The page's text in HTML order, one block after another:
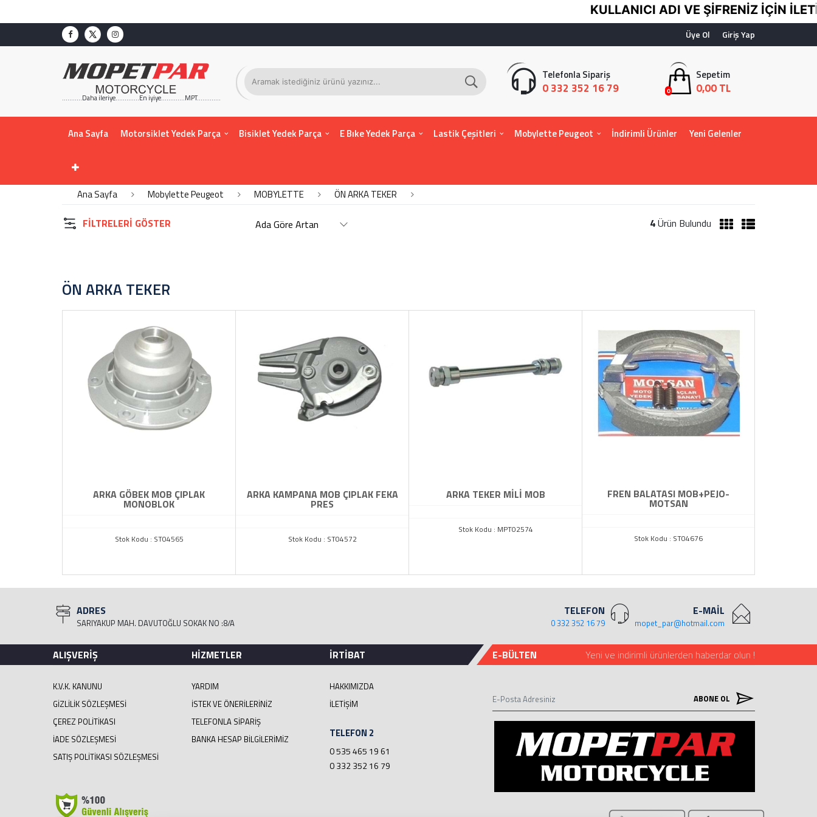
KULLANICI ADI VE ŞİFRENİZ İÇİN
Giriş Yap
Üye Ol
...........Daha ileriye.............En iyiye.............MPT.............
Telefonla Sipariş
0 332 352 16 79 0
Sepetim
0,00 TL
Ana Sayfa Motorsiklet Yedek Parça Bisiklet Yedek Parça E Bıke Yedek Parça Lastik Çeşitleri Mobylette Peugeot İndirimli Ürünler Yeni Gelenler
KATEGORİLER
DEBRİYAJ-EKSOZ-PEDAL
FAR-STOP- SİPERLİK
MOTOR GURUBU
ÖN ARKA TEKER
ÖN ARKA ÇAMURLUK-KORKULUK
ORTA MİL-KASNAK-ÖN ARKA DİŞLİ
Ana Sayfa Mobylette Peugeot MOBYLETTE ÖN ARKA TEKER
FILTRELERI GÖSTER 4Ürün Bulundu
ÖN ARKA TEKER
ARKA GÖBEK MOB ÇIPLAK
MONOBLOK
Stok Kodu : ST04565
ARKA KAMPANA MOB ÇIPLAK FEKA
PRES
Stok Kodu : ST04572
ARKA TEKER MİLİ MOB
Stok Kodu : MPT02574
FREN BALATASI MOB+PEJO-
MOTSAN
Stok Kodu : ST04676
ADRES
SARIYAKUP MAH. DAVUTOĞLU SOKAK NO :8/A
ALIŞVERİŞ
K.V.K. KANUNU
GIZLILIK SÖZLEŞMESI
ÇEREZ POLITIKASI
İADE SÖZLEŞMESI
SATIŞ POLITIKASI SÖZLEŞMESI
HİZMETLER
YARDIM
İSTEK VE ÖNERILERINIZ
TELEFONLA SIPARIŞ
BANKA HESAP BİLGİLERİMİZ
İRTİBAT
HAKKIMIZDA
İLETIŞIM
TELEFON 2
0 535 465 19 61
0 332 352 16 79
E-MAİL
mopet_par@hotmail.com
TELEFON
0 332 352 16 79
E-BÜLTEN Yeni ve indirimli ürünlerden haberdar olun !
ABONE OL